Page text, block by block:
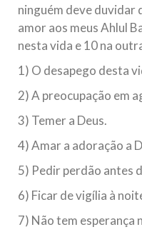
ninguém deve duvidar
amor aos meus Ahlul
nesta vida e 10 na
1) O desapego desta
2) A preocupação em
3) Temer a Deus.
4) Amar a adoração a
5) Pedir perdão antes
6) Ficar de vigília à
7) Não tem esperança